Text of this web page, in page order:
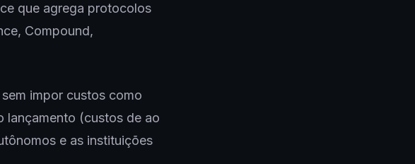
que agrega protocolos
Compound,
impor custos como
lançamento (custos de ao
e as instituições